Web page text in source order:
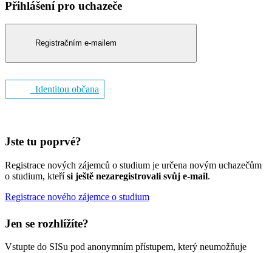
Přihlášení pro uchazeče
Registračním e-mailem
Identitou občana
Jste tu poprvé?
Registrace nových zájemců o studium je určena novým uchazečům
o studium, kteřísi ještě nezaregistrovali svůj e-mail.
Registrace nového zájemce o studium
Jen se rozhlížíte?
Vstupte do SISu pod anonymním přístupem, který neumožňuje